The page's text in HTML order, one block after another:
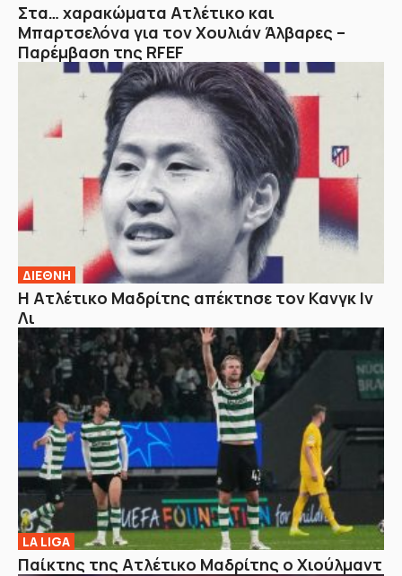
Στα… χαρακώματα Ατλέτικο και
Μπαρτσελόνα για τον Χουλιάν Άλβαρες –
Παρέμβαση της RFEF
ΔΙΕΘΝΗ
Η Ατλέτικο Μαδρίτης απέκτησε τον Κανγκ Ιν
Λι
LA LIGA
Παίκτης της Ατλέτικο Μαδρίτης ο Χιούλμαντ